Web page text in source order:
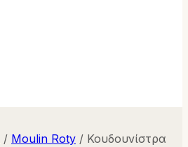
/ Moulin Roty / Κουδουνίστρα